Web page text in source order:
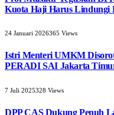
Kuota Haji Harus Lindungi
24 Januari 2026365 Views
Istri Menteri UMKM
PERADI SAI Jakarta
7 Juli 2025328 Views
DPP CAS Dukung Penuh